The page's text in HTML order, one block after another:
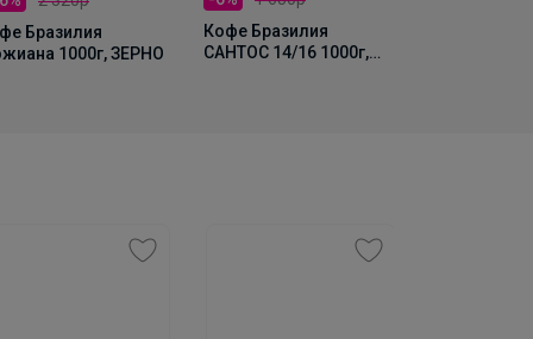
Бразилия
1000г, ЗЕРНО
Кофе Бразилия
САНТОС 14/16 1000г,